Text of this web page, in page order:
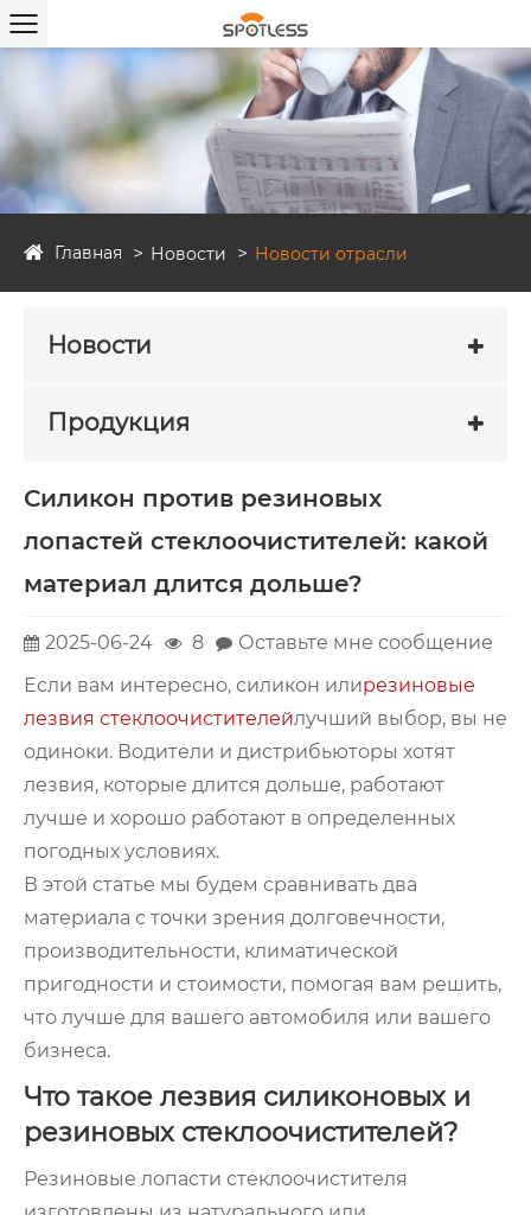
Главная Новости Новости отрасли
Новости
Продукция
Силикон против резиновых
лопастей стеклоочистителей: какой
материал длится дольше?
2025-06-24 8
Оставьте мне сообщение
Если вам интересно, силикон илирезиновые
лезвия стеклоочистителейлучший выбор, вы не
одиноки. Водители и дистрибьюторы хотят
лезвия, которые длится дольше, работают
лучше и хорошо работают в определенных
погодных условиях.
В этой статье мы будем сравнивать два
материала с точки зрения долговечности,
производительности, климатической
пригодности и стоимости, помогая вам решить,
что лучше для вашего автомобиля или вашего
бизнеса.
Что такое лезвия силиконовых и
резиновых стеклоочистителей?
Резиновые лопасти стеклоочистителя